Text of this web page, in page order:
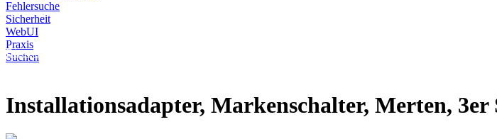
Fehlersuche
Sicherheit
WebUI
Praxis
Suchen
Diese Seite wird nicht weitergeführt, bleibt aber als digitales Archiv online. Vielen Dank für deinen Besuch!
Installationsadapter, Markenschalter, Merten, 3er